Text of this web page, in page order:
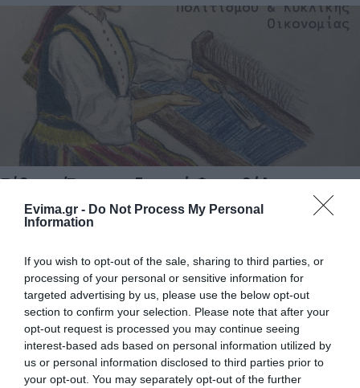
Evima.gr - Do Not Process My Personal
Information
If you wish to opt-out of the sale, sharing to third parties, or
processing of your personal or sensitive information for
targeted advertising by us, please use the below opt-out
section to confirm your selection. Please note that after your
opt-out request is processed you may continue seeing
interest-based ads based on personal information utilized by
us or personal information disclosed to third parties prior to
your opt-out. You may separately opt-out of the further
Εύβοια: Έρχεται δυνατό Φεστιβάλ στο
Λαογραφικό Μουσείο Κύμης – Δείτε πότε
24.04.2026 | 10:45